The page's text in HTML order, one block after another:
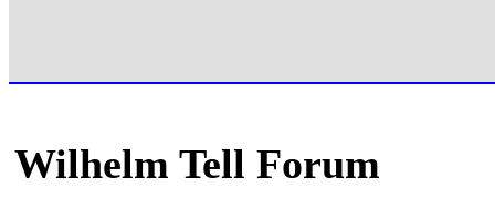
Wilhelm Tell Forum